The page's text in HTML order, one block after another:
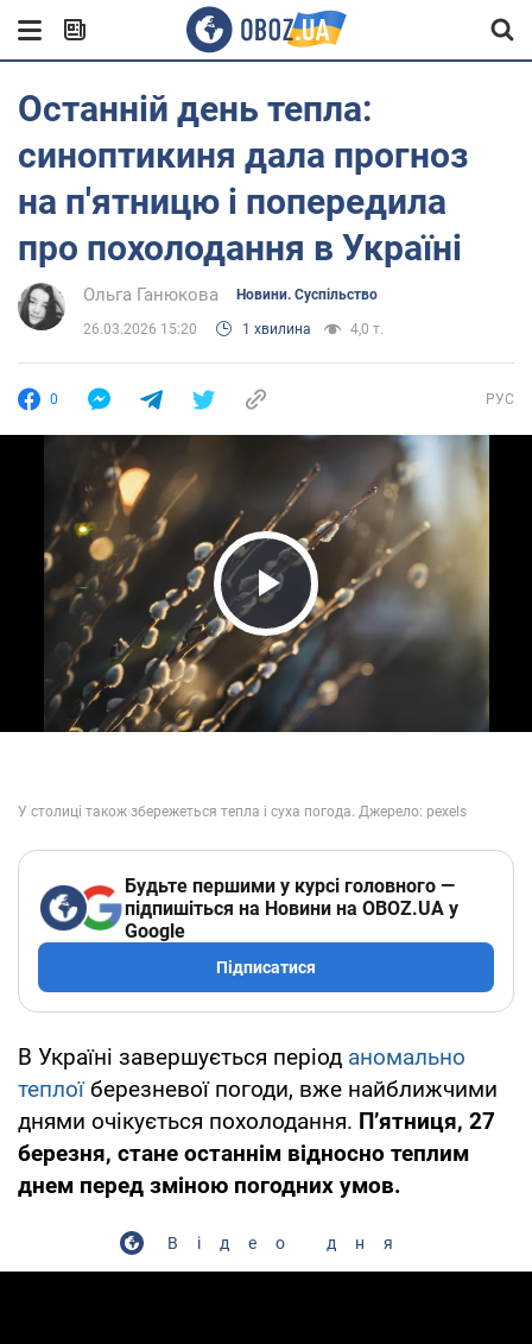
Останній день тепла:
синоптикиня дала прогноз
на п'ятницю і попередила
про похолодання в Україні
Ольга Ганюкова Новини. Суспільство
26.03.2026 15:20 1 хвилина 4,0 т.
0 РУС
Play Video
Будьте першими у курсі головного —
підпишіться на Новини на OBOZ.UA у
Google
Підписатися
В Україні завершується період аномально
теплоїберезневої погоди, вже найближчими
днями очікується похолодання. П’ятниця, 27
березня, стане останнім відносно теплим
днем перед зміною погодних умов.
Відео дня